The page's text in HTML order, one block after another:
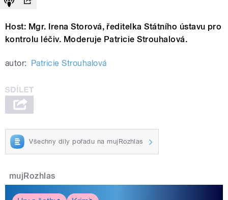
Host: Mgr. Irena Storová, ředitelka Státního ústavu pro
kontrolu léčiv. Moderuje Patricie Strouhalová.
autor: Patricie Strouhalová
Všechny díly pořadu na mujRozhlas
mujRozhlas